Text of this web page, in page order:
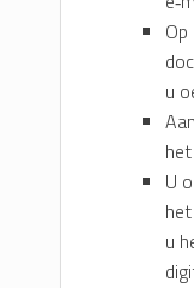
u
U
u